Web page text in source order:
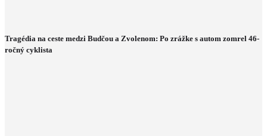
Tragédia na ceste medzi Budčou a Zvolenom: Po zrážke s autom zomrel 46-
ročný cyklista